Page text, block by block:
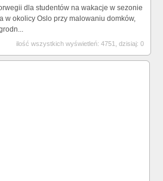
dla studentów na wakacje w sezonie
w okolicy Oslo przy malowaniu domków,
ilość wszystkich wyświetleń: 4751, dzisiaj: 0